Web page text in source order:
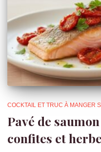
COCKTAIL ET TRUC À MANGER
Pavé de
confites et